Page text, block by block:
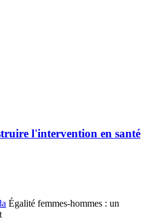
l'intervention en santé
Égalité femmes-hommes : un